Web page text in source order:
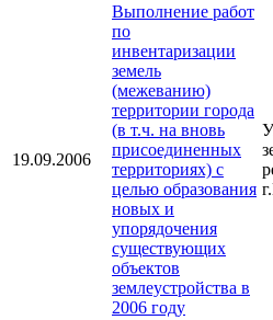
19.09.2006
Выполнение работ
по
инвентаризации
земель
(межеванию)
территории города
(в т.ч. на вновь
присоединенных
территориях) с
целью образования
новых и
упорядочения
существующих
объектов
землеустройства в
2006 году